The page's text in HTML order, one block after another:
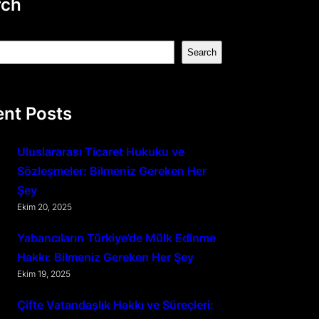
Search
Posts
Uluslararası Ticaret Hukuku ve
Sözleşmeler: Bilmeniz Gereken Her
Şey
Ekim 20, 2025
Yabancıların Türkiye’de Mülk Edinme
Hakkı: Bilmeniz Gereken Her Şey
Ekim 19, 2025
Çifte Vatandaşlık Hakkı ve Süreçleri: